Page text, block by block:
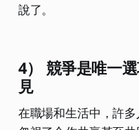
說了。
4） 競爭是唯一
見
在職場和生活中，許